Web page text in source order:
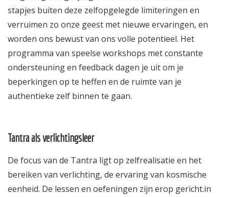
stapjes buiten deze zelfopgelegde limiteringen en
verruimen zo onze geest met nieuwe ervaringen, en
worden ons bewust van ons volle potentieel. Het
programma van speelse workshops met constante
ondersteuning en feedback dagen je uit om je
beperkingen op te heffen en de ruimte van je
authentieke zelf binnen te gaan.
Tantra als verlichtingsleer
De focus van de Tantra ligt op zelfrealisatie en het
bereiken van verlichting, de ervaring van kosmische
eenheid. De lessen en oefeningen zijn erop gericht.in